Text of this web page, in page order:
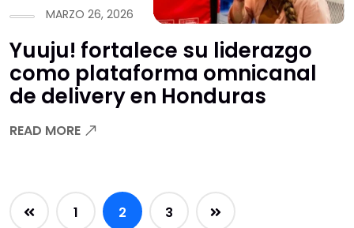
MARZO 26, 2026
Yuuju! fortalece su liderazgo
como plataforma omnicanal
de delivery en Honduras
READ MORE
1 2 3